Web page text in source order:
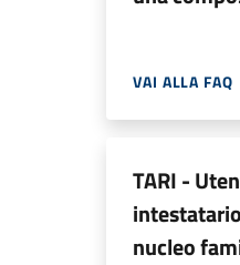
VAI ALLA FAQ
TARI -
nucleo